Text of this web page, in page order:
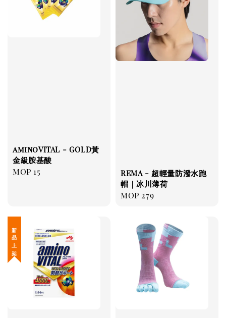
aminoVITAL - GOLD黃
金級胺基酸
Regular
MOP 15
REMA - 超輕量防潑水跑
帽｜冰川薄荷
Regular
MOP 279
新 品 上 架